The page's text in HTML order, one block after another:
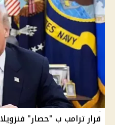
قرار ترامب ب "حصار"